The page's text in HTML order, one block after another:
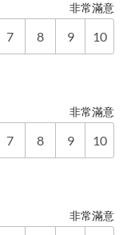
非常滿意
7 8 9 10
非常滿意
7 8 9 10
非常滿意